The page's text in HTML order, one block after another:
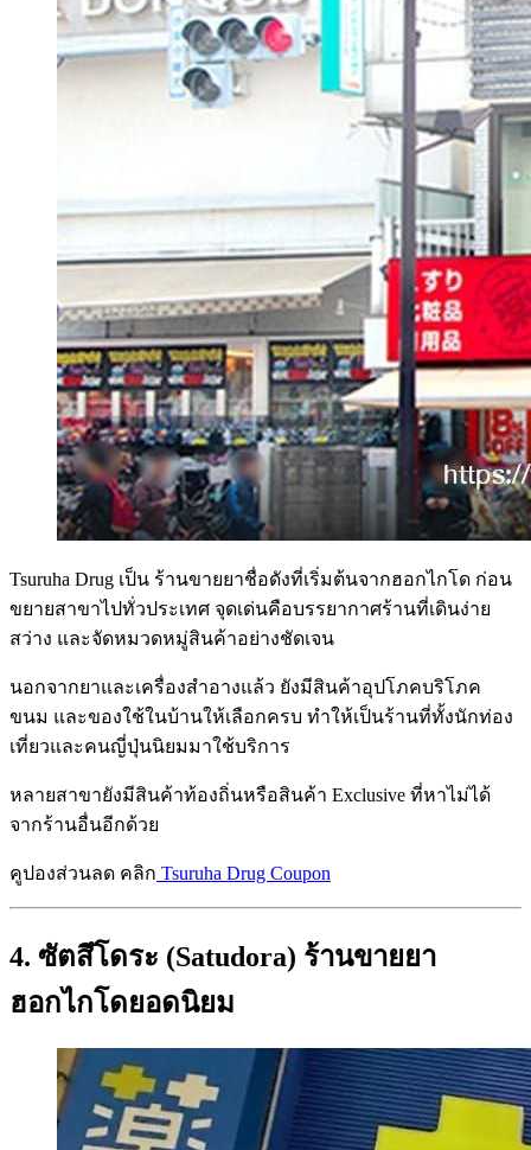
Tsuruha Drug เป็น ร้านขายยาชื่อดังที่เริ่มต้นจากฮอกไกโด ก่อน
ขยายสาขาไปทั่วประเทศ จุดเด่นคือบรรยากาศร้านที่เดินง่าย
สว่าง และจัดหมวดหมู่สินค้าอย่างชัดเจน
นอกจากยาและเครื่องสำอางแล้ว ยังมีสินค้าอุปโภคบริโภค
ขนม และของใช้ในบ้านให้เลือกครบ ทำให้เป็นร้านที่ทั้งนักท่อง
เที่ยวและคนญี่ปุ่นนิยมมาใช้บริการ
หลายสาขายังมีสินค้าท้องถิ่นหรือสินค้า Exclusive ที่หาไม่ได้
จากร้านอื่นอีกด้วย
คูปองส่วนลด คลิก Tsuruha Drug Coupon
4. ซัตสึโดระ (Satudora) ร้านขายยา
ฮอกไกโดยอดนิยม